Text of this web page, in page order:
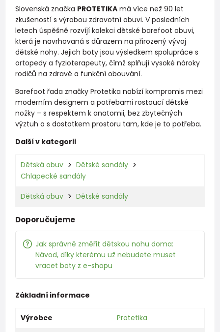
Slovenská značka PROTETIKAmá více než 90 let
zkušeností s výrobou zdravotní obuvi. V posledních
letech úspěšně rozvíjí kolekci dětské barefoot obuvi,
která je navrhovaná s důrazem na přirozený vývoj
dětské nohy. Jejich boty jsou výsledkem spolupráce s
ortopedy a fyzioterapeuty, čímž splňují vysoké nároky
rodičů na zdravé a funkční obouvání.
Barefoot řada značky Protetika nabízí kompromis mezi
moderním designem a potřebami rostoucí dětské
nožky – s respektem k anatomii, bez zbytečných
výztuh a s dostatkem prostoru tam, kde je to potřeba.
Další v kategorii
Dětská obuv
Dětské sandály
Chlapecké sandály
Dětská obuv Dětské sandály
Doporučujeme
Jak správně změřit dětskou nohu doma:
Návod, díky kterému už nebudete muset
vracet boty z e-shopu
Základní informace
Výrobce Protetika